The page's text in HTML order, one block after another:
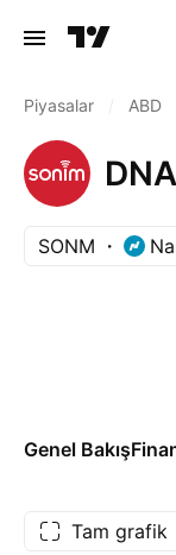
Piyasalar ABD
SONM
Genel Bakış
Tam grafik